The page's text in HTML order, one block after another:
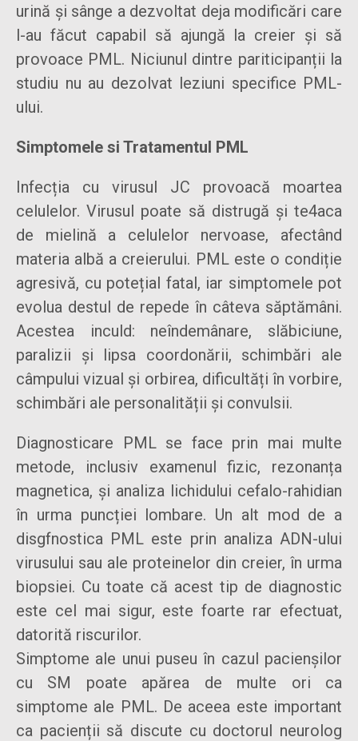
urină și sânge a dezvoltat deja modificări care
l-au făcut capabil să ajungă la creier și să
provoace PML. Niciunul dintre pariticipanții la
studiu nu au dezolvat leziuni specifice PML-
ului.
Simptomele si Tratamentul PML
Infecția cu virusul JC provoacă moartea
celulelor. Virusul poate să distrugă și te4aca
de mielină a celulelor nervoase, afectând
materia albă a creierului. PML este o condiție
agresivă, cu potețial fatal, iar simptomele pot
evolua destul de repede în câteva săptămâni.
Acestea inculd: neîndemânare, slăbiciune,
paralizii și lipsa coordonării, schimbări ale
câmpului vizual și orbirea, dificultăți în vorbire,
schimbări ale personalității și convulsii.
Diagnosticare PML se face prin mai multe
metode, inclusiv examenul fizic, rezonanța
magnetica, și analiza lichidului cefalo-rahidian
în urma puncției lombare. Un alt mod de a
disgfnostica PML este prin analiza ADN-ului
virusului sau ale proteinelor din creier, în urma
biopsiei. Cu toate că acest tip de diagnostic
este cel mai sigur, este foarte rar efectuat,
datorită riscurilor.
Simptome ale unui puseu în cazul pacienșilor
cu SM poate apărea de multe ori ca
simptome ale PML. De aceea este important
ca pacienții să discute cu doctorul neurolog